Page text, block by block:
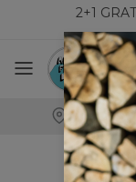
2+1